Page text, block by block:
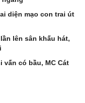
diện mạo con trai út
lên sân khấu hát,
vấn có bầu, MC Cát